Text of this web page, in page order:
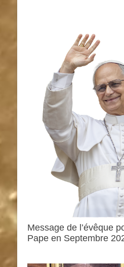
Message de l’évêque
Pape en Septembre